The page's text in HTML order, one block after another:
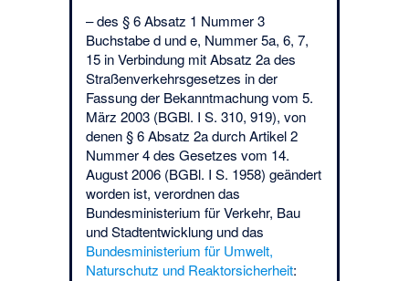
– des § 6 Absatz 1 Nummer 3
Buchstabe d und e, Nummer 5a, 6, 7,
15 in Verbindung mit Absatz 2a des
Straßenverkehrsgesetzes in der
Fassung der Bekanntmachung vom 5.
März 2003 (BGBl. I S. 310, 919), von
denen § 6 Absatz 2a durch Artikel 2
Nummer 4 des Gesetzes vom 14.
August 2006 (BGBl. I S. 1958) geändert
worden ist, verordnen das
Bundesministerium für Verkehr, Bau
und Stadtentwicklung und das
Bundesministerium für Umwelt,
Naturschutz und Reaktorsicherheit: